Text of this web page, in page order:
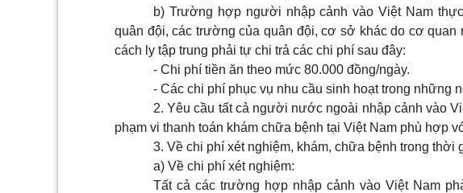
b) Trường hợp người nhập cảnh vào Việt Nam
quân đội, các trường của quân đội, cơ sở khác do cơ
cách ly tập trung phải tự chi trả các chi phí sau đây:
- Chi phí tiền ăn theo mức 80.000 đồng/ngày.
- Các chi phí phục vụ nhu cầu sinh hoạt trong những
2. Yêu cầu tất cả người nước ngoài nhập cảnh vào
phạm vi thanh toán khám chữa bệnh tại Việt Nam phù hợp
3. Về chi phí xét nghiệm, khám, chữa bệnh trong thời
a) Về chi phí xét nghiệm:
Tất cả các trường hợp nhập cảnh vào Việt Nam